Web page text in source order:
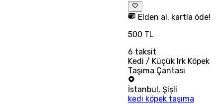
Elden al, kartla öde!
500 TL
6 taksit
Kedi / Küçük Irk Köpek
Taşıma Çantası
İstanbul , Şişli
kedi köpek taşıma